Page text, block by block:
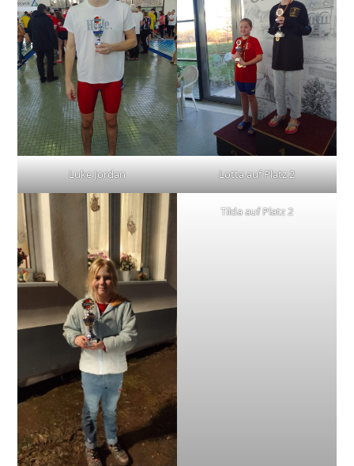
Luke Jordan Lotta auf Platz 2
Tilda auf Platz 2